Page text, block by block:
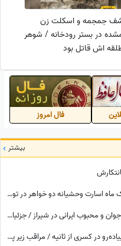
جمجمه و اسکلت زن
در بستر رودخانه / شوهر
اش قاتل بود
فال امروز
بیشتر
پرده‌برداری از یک جنایت خانگی در سنندج؛ یک ماه اسارت وحشیانه دو خواهر در توالت + اظهارات دایی قربانی‎‌ها
پشت پرده قتل وحشتناک خواننده و نوازنده جوان و محبوب ایرانی در شیراز / جزئیات ماجرا + فیلم
ویدیو هولناک از بلعیده شدن یک زن وسط پیاده‌رو در کسری از ثانیه / مراقب زیر پایتان باشید🚫